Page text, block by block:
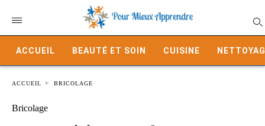
ACCUEIL BEAUTÉ ET SOIN CUISINE
ACCUEIL BRICOLAGE
Bricolage